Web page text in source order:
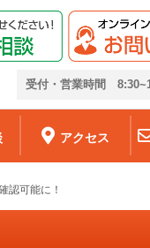
受付・営業時間
アクセス
認可能に！